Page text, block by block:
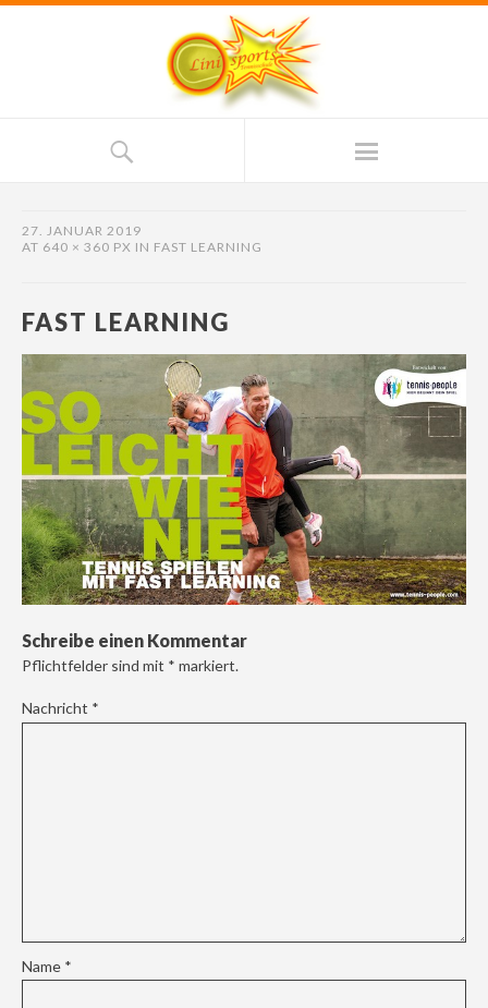
27. JANUAR 2019
AT 640 × 360 PX IN FAST LEARNING
FAST LEARNING
Schreibe einen Kommentar
Pflichtfelder sind mit * markiert.
Nachricht *
Name *